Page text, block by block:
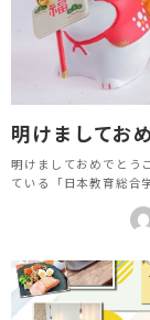
明けましてお
明けましておめでとう
ている「日本教育総合